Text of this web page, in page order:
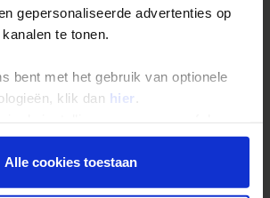
gepersonaliseerde advertenties op
te tonen.
bent met het gebruik van optionele
klik dan hier
op elk gewenst moment voor de
Alle cookies toestaan